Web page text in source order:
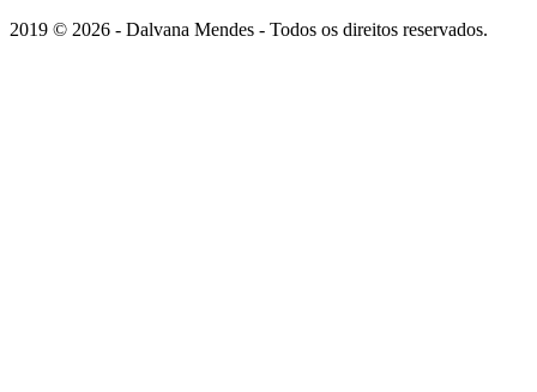
2019 © 2026 - Dalvana Mendes - Todos os direitos reservados.